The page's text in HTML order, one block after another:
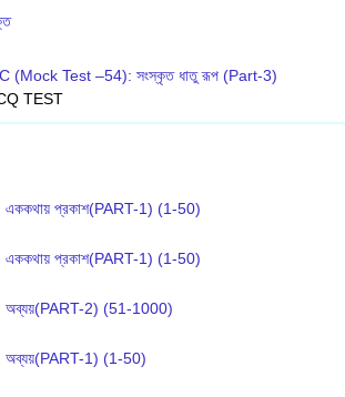
(Mock Test –54): সংস্কৃত ধাতু রূপ (Part-3)
TEST
প্রকাশ(PART-1) (1-50)
প্রকাশ(PART-1) (1-50)
2) (51-1000)
1) (1-50)